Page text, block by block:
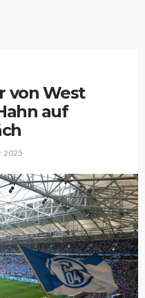
von West
auf
2025